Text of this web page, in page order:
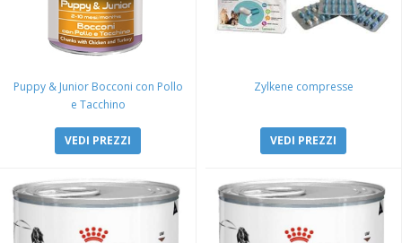
Puppy & Junior Bocconi con Pollo
e Tacchino
VEDI PREZZI
Zylkene compresse
VEDI PREZZI